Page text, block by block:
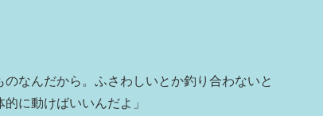
なんだから。ふさわしいとか釣り合わないと
に動けばいいんだよ」